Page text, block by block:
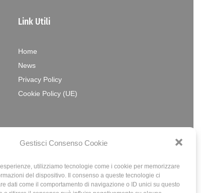
Gestisci Consenso Cookie
utilizziamo tecnologie come i cookie per memorizzare
del dispositivo. Il consenso a queste tecnologie ci
dati come il comportamento di navigazione o ID unici su questo
Link Utili
Home
News
Privacy Policy
Cookie Policy (UE)